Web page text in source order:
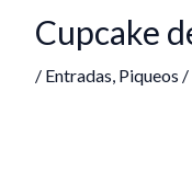
Cupcake
/ Entradas Piqueos /